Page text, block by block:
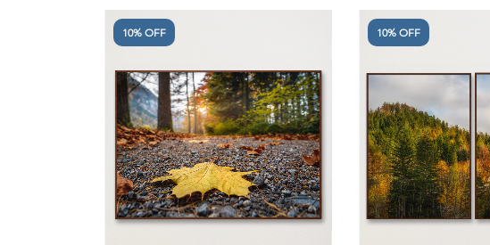
10% OFF 10% OFF